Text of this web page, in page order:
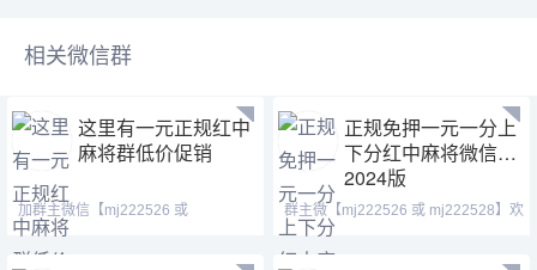
相关微信群
这里有一元正规红中
麻将群低价促销
加群主微信【mj222526 或
mj222528】一元一分红中麻将
正规免押一元一分上
下分红中麻将微信群
2024版
群主微【mj222526 或 mj222528】欢
迎广大麻将爱好者